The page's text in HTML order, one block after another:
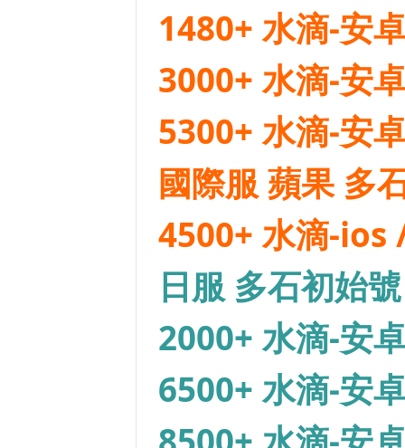
1480+ 水滴-安
3000+ 水滴-安
5300+ 水滴-安
國際服 蘋果 多
4500+ 水滴-ios
日服 多石初始
2000+ 水滴-安
6500+ 水滴-安